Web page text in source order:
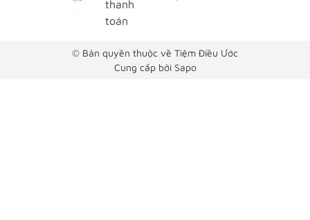
Omamori Tiệm Điều Ước
Phụ Kiện Bạch Dương
© Bản quyền thuộc về Tiệm Điều Ước
Cung cấp bởi Sapo